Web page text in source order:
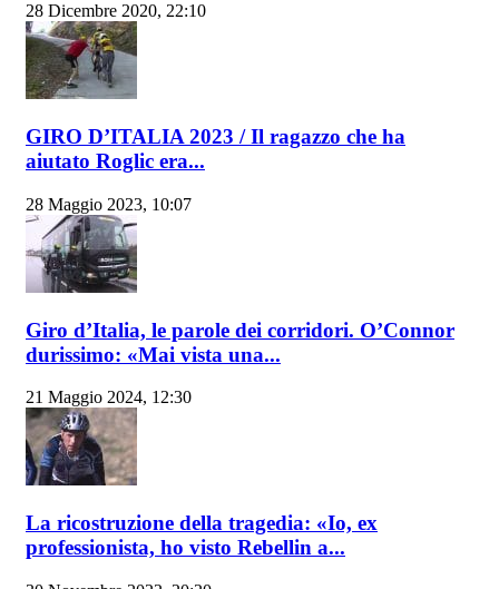
28 Dicembre 2020, 22:10
GIRO D’ITALIA 2023 / Il ragazzo che ha
aiutato Roglic era...
28 Maggio 2023, 10:07
Giro d’Italia, le parole dei corridori. O’Connor
durissimo: «Mai vista una...
21 Maggio 2024, 12:30
La ricostruzione della tragedia: «Io, ex
professionista, ho visto Rebellin a...